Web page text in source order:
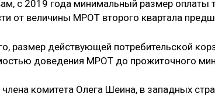
с 2019 года минимальный размер оплаты
от величины МРОТ второго квартала
размер действующей потребительской
доведения МРОТ до прожиточного
комитета Олега Шеина, в западных